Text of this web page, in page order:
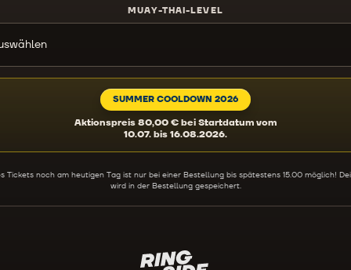
MUAY-THAI-LEVEL
SUMMER COOLDOWN 2026
Aktionspreis 80,00 € bei Startdatum vom
10.07. bis 16.08.2026.
Tickets noch am heutigen Tag ist nur bei einer Bestellung bis spätestens 15.00 möglich!
wird in der Bestellung gespeichert.